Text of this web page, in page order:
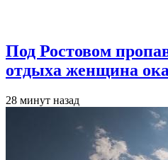
Под Ростовом
отдыха женщина
28 минут назад